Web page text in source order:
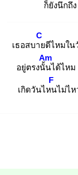
ก็ยังนึก
เธอสบาย
C
ดีไหมใน
อยู่ตรงนั้น
Am
ได้ไหม
เกิดวันไหน
F
ไม่ไ